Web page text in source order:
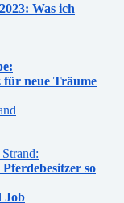
Was ich
für neue Träume
so
Job